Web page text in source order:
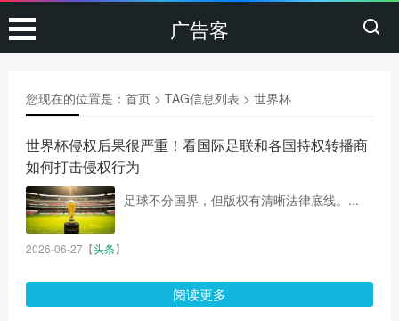
广告客
您现在的位置是： 首页> TAG信息列表 > 世界杯
世界杯侵权后果很严重！看国际足联和各国持权转播商
如何打击侵权行为
足球不分国界，但版权有清晰法律底线。...
2026-06-27【头条】
阅读更多